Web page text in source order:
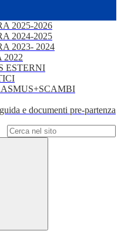
2025-2026
2024-2025
2023- 2024
2022
ESTERNI
e documenti pre-partenza